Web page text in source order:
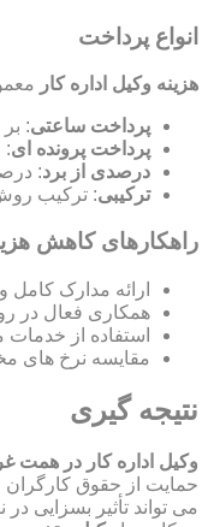
انواع پرداخت
هزینه وکیل اداره کار
پرداخت ساعتی:
پرداخت پرونده ای:
درصدی از برد:
ترکیبی: ترکیب
راهکارهای کاهش
ارائه مدارک کامل
همکاری فعال در
استفاده از خدمات
مقایسه نرخ های
نتیجه گیری
وکیل اداره کار در
حمایت از حقوق کارگران
می تواند تأثیر بسزایی